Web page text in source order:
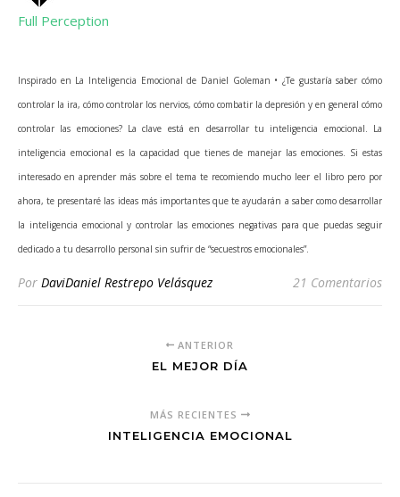
Full Perception
Inspirado en La Inteligencia Emocional de Daniel Goleman • ¿Te gustaría saber cómo
controlar la ira, cómo controlar los nervios, cómo combatir la depresión y en general cómo
controlar las emociones? La clave está en desarrollar tu inteligencia emocional. La
inteligencia emocional es la capacidad que tienes de manejar las emociones. Si estas
interesado en aprender más sobre el tema te recomiendo mucho leer el libro pero por
ahora, te presentaré las ideas más importantes que te ayudarán a saber como desarrollar
la inteligencia emocional y controlar las emociones negativas para que puedas seguir
dedicado a tu desarrollo personal sin sufrir de “secuestros emocionales”.
Por DaviDaniel Restrepo Velásquez 21 Comentarios
ANTERIOR
EL MEJOR DÍA
MÁS RECIENTES
INTELIGENCIA EMOCIONAL